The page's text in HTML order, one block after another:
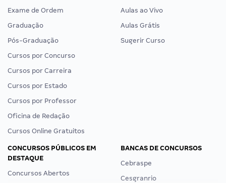
Exame de Ordem
Graduação
Pós-Graduação
Cursos por Concurso
Cursos por Carreira
Cursos por Estado
Cursos por Professor
Oficina de Redação
Cursos Online Gratuitos
Aulas ao Vivo
Aulas Grátis
Sugerir Curso
CONCURSOS PÚBLICOS EM
DESTAQUE
Concursos Abertos
BANCAS DE CONCURSOS
Cebraspe
Cesgranrio